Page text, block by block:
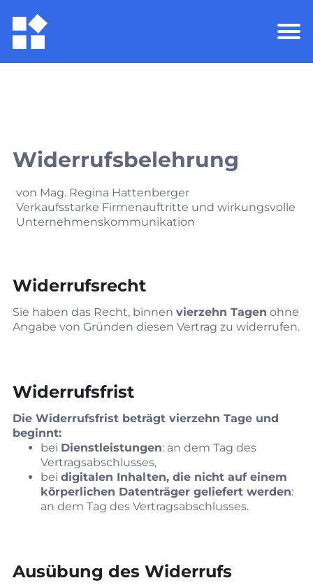
Widerrufsbelehrung
von Mag. Regina Hattenberger
Verkaufsstarke Firmenauftritte und wirkungsvolle
Unternehmenskommunikation
Widerrufsrecht
Sie haben das Recht, binnen vierzehn Tagen ohne
Angabe von Gründen diesen Vertrag zu widerrufen.
Widerrufsfrist
Die Widerrufsfrist beträgt vierzehn Tage und
beginnt:
bei Dienstleistungen: an dem Tag des
Vertragsabschlusses,
bei digitalen Inhalten, die nicht auf einem
körperlichen Datenträger geliefert werden:
an dem Tag des Vertragsabschlusses.
Ausübung des Widerrufs